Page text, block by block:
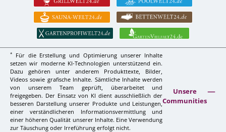
*
Für die Erstellung und Optimierung unserer Inhalte
setzen wir moderne KI-Technologien unterstützend ein.
Dazu gehören unter anderem Produkttexte, Bilder,
Videos sowie grafische Inhalte. Sämtliche Inhalte werden
von unserem Team geprüft, überarbeitet und
freigegeben. Der Einsatz von KI dient ausschließlich der
besseren Darstellung unserer Produkte und Leistungen,
einer verständlicheren Informationsvermittlung und
einer höheren Qualität unserer Inhalte. Eine Verwendung
zur Täuschung oder Irreführung erfolgt nicht.
Unsere
Communities